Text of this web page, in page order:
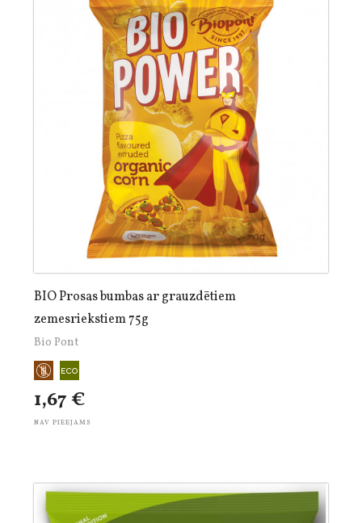
BIO Prosas bumbas ar grauzdētiem
zemesriekstiem 75g
Bio Pont
1,67 €
NAV PIEEJAMS